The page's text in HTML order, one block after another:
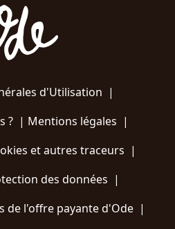
d'Utilisation |
?| Mentions légales |
et autres traceurs |
des données |
de l'offre payante d'Ode |